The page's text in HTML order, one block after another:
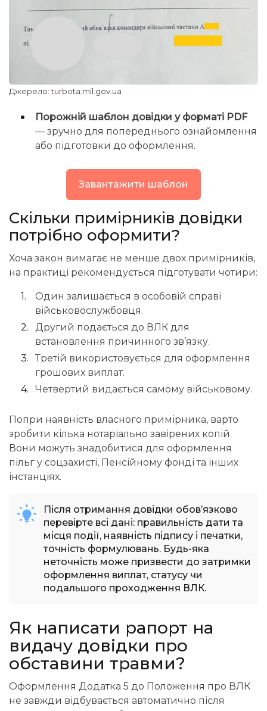
Джерело: turbota.mil.gov.ua
Порожній шаблон довідки у форматі PDF
— зручно для попереднього ознайомлення
або підготовки до оформлення.
Завантажити шаблон
Скільки примірників довідки
потрібно оформити?
Хоча закон вимагає не менше двох примірників,
на практиці рекомендується підготувати чотири:
Один залишається в особовій справі
військовослужбовця.
Другий подається до ВЛК для
встановлення причинного зв’язку.
Третій використовується для оформлення
грошових виплат.
Четвертий видається самому військовому.
Попри наявність власного примірника, варто
зробити кілька нотаріально завірених копій.
Вони можуть знадобитися для оформлення
пільг у соцзахисті, Пенсійному фонді та інших
інстанціях.
Після отримання довідки обов’язково
перевірте всі дані: правильність дати та
місця події, наявність підпису і печатки,
точність формулювань. Будь-яка
неточність може призвести до затримки
оформлення виплат, статусу чи
подальшого проходження ВЛК.
Як написати рапорт на
видачу довідки про
обставини травми?
Оформлення Додатка 5 до Положення про ВЛК
не завжди відбувається автоматично після